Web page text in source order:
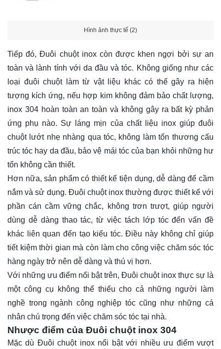
Hình ảnh thực tế (2)
Tiếp đó, Đuôi chuột inox còn được khen ngợi bởi sự an
toàn và lành tính với da đầu và tóc. Không giống như các
loại đuôi chuột làm từ vật liệu khác có thể gây ra hiện
tượng kích ứng, nếu hợp kim không đảm bảo chất lượng,
inox 304 hoàn toàn an toàn và không gây ra bất kỳ phản
ứng phụ nào. Sự láng mịn của chất liệu inox giúp đuôi
chuột lướt nhẹ nhàng qua tóc, không làm tổn thương cấu
trúc tóc hay da đầu, bảo vệ mái tóc của bạn khỏi những hư
tổn không cần thiết.
Hơn nữa, sản phẩm có thiết kế tiện dụng, dễ dàng để cầm
nắm và sử dụng. Đuôi chuột inox thường được thiết kế với
phần cán cầm vững chắc, không trơn trượt, giúp người
dùng dễ dàng thao tác, từ việc tách lớp tóc đến vấn đề
khác liên quan đến tạo kiểu tóc. Điều này không chỉ giúp
tiết kiệm thời gian mà còn làm cho công việc chăm sóc tóc
hàng ngày trở nên dễ dàng và thú vị hơn.
Với những ưu điểm nổi bật trên, Đuôi chuột inox thực sự là
một công cụ không thể thiếu cho cả những người làm
nghề trong ngành công nghiệp tóc cũng như những cá
nhân chú trọng đến việc chăm sóc tóc tại nhà.
Nhược điểm của Đuôi chuột inox 304
Mặc dù Đuôi chuột inox nổi bật với nhiều ưu điểm vượt